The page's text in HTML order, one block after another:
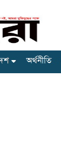
অর্থনীতি